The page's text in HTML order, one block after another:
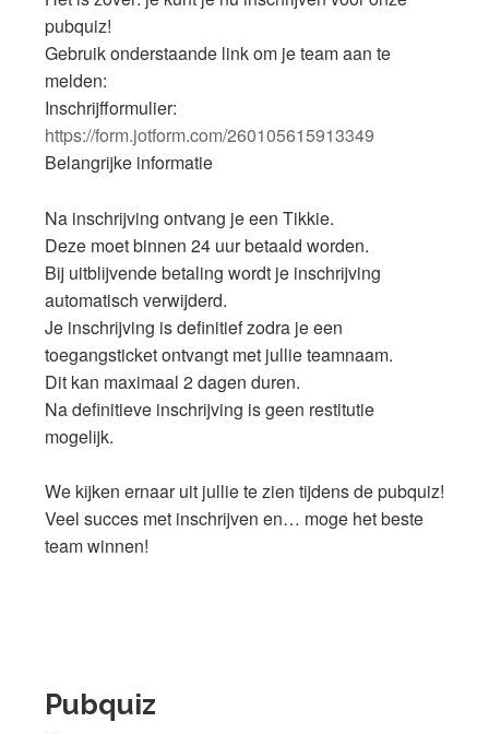
pubquiz!
Gebruik onderstaande link om je team aan te
melden:
Inschrijfformulier:
https://form.jotform.com/260105615913349
Belangrijke informatie
Na inschrijving ontvang je een Tikkie.
Deze moet binnen 24 uur betaald worden.
Bij uitblijvende betaling wordt je inschrijving
automatisch verwijderd.
Je inschrijving is definitief zodra je een
toegangsticket ontvangt met jullie teamnaam.
Dit kan maximaal 2 dagen duren.
Na definitieve inschrijving is geen restitutie
mogelijk.
We kijken ernaar uit jullie te zien tijdens de pubquiz!
Veel succes met inschrijven en… moge het beste
team winnen!
Pubquiz